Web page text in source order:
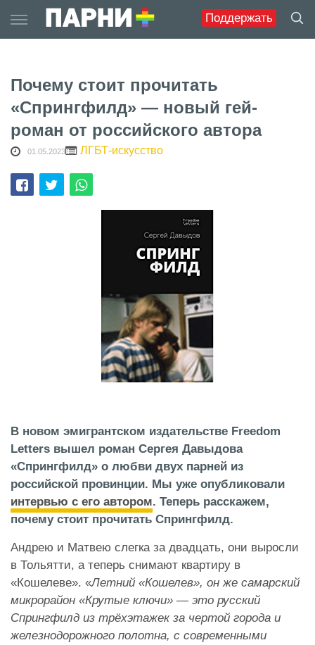
Поддержать
to
content
Почему стоит прочитать
«Спрингфилд» — новый гей-
роман от российского автора
01.05.2023 ЛГБТ-искусство
В новом эмигрантском издательстве Freedom
Letters вышел роман Сергея Давыдова
«Спрингфилд» о любви двух парней из
российской провинции. Мы уже опубликовали
интервью с его автором. Теперь расскажем,
почему стоит прочитать Спрингфилд.
Андрею и Матвею слегка за двадцать, они выросли
в Тольятти, а теперь снимают квартиру в
«Кошелеве». «Летний «Кошелев», он же самарский
микрорайон «Крутые ключи» — это русский
Спрингфилд из трёхэтажек за чертой города и
железнодорожного полотна, с современными